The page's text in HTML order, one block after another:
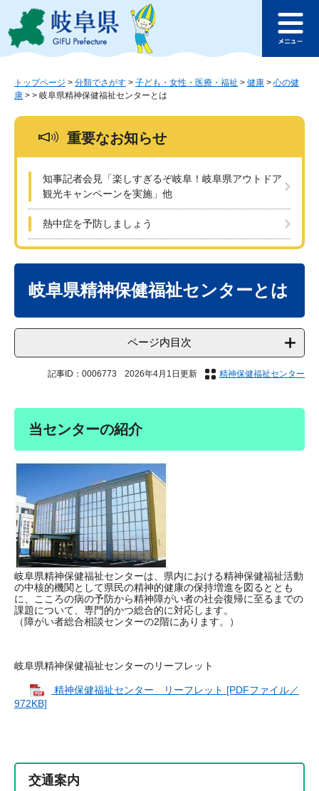
ジ
ュ
このページの本文へ
ュ
トップページ > 分類でさがす > 子ども・女性・医療・福祉 > 健康 > 心の健
康 > > 岐阜県精神保健福祉センターとは
重要なお知らせ
知事記者会見「楽しすぎるぞ岐阜！岐阜県アウトドア
観光キャンペーンを実施」他
熱中症を予防しましょう
岐阜県精神保健福祉センターとは
ページ内目次
記事ID：0006773 2026年4月1日更新 精神保健福祉センター
当センターの紹介
岐阜県精神保健福祉センターは、県内における精神保健福祉活動
の中核的機関として県民の精神的健康の保持増進を図るととも
に、こころの病の予防から精神障がい者の社会復帰に至るまでの
課題について、専門的かつ総合的に対応します。
（障がい者総合相談センターの2階にあります。）
岐阜県精神保健福祉センターのリーフレット
精神保健福祉センター リーフレット [PDFファイル／
972KB]
交通案内